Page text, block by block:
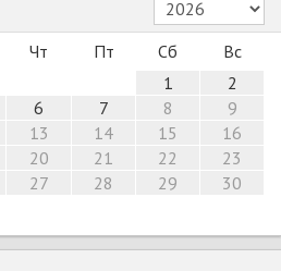
Чт Пт Сб
Вс
1
2
6 7 8
9
13 14 15
16
20 21 22
23
27 28 29
30